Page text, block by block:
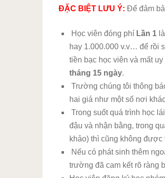
ĐẶC BIỆT LƯU Ý: Để đảm
Học viên đóng phí Lần 1
hay 1.000.000 v.v… để rồi
tiền bạc học viên và mất
tháng 15 ngày.
Trường chúng tôi thông
hai giá như một số nơi
Trong suốt quá trình học
đậu và nhận bằng, trong
khảo) thì cũng không
Nếu có phát sinh thêm
trường đã cam kết rõ ràng